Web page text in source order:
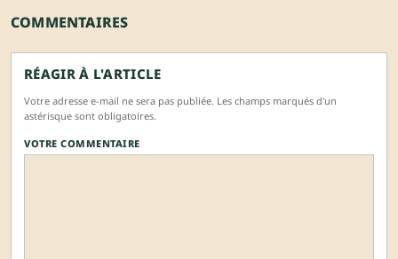
COMMENTAIRES
RÉAGIR À L'ARTICLE
Votre adresse e-mail ne sera pas publiée. Les champs marqués d'un
astérisque sont obligatoires.
VOTRE COMMENTAIRE